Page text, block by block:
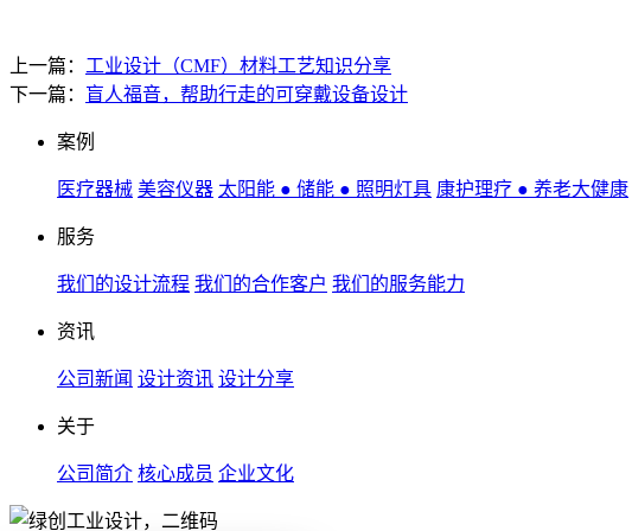
上一篇： 工业设计（CMF）材料工艺知识分享
下一篇： 盲人福音，帮助行走的可穿戴设备设计
案例
医疗器械 美容仪器 太阳能 ● 储能 ● 照明灯具 康护理疗 ● 养老大健康
服务
我们的设计流程 我们的合作客户 我们的服务能力
资讯
公司新闻 设计资讯 设计分享
关于
公司简介 核心成员 企业文化